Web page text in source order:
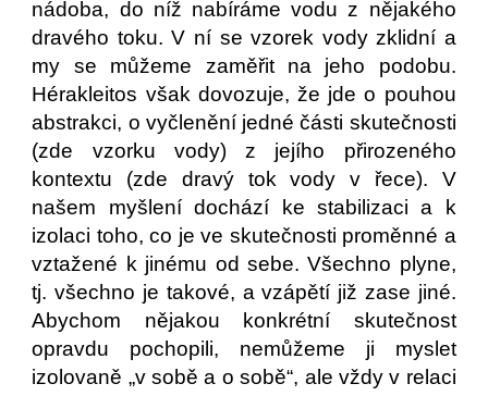
nádoba, do níž nabíráme vodu z nějakého
dravého toku. V ní se vzorek vody zklidní a
my se můžeme zaměřit na jeho podobu.
Hérakleitos však dovozuje, že jde o pouhou
abstrakci, o vyčlenění jedné části skutečnosti
(zde vzorku vody) z jejího přirozeného
kontextu (zde dravý tok vody v řece). V
našem myšlení dochází ke stabilizaci a k
izolaci toho, co je ve skutečnosti proměnné a
vztažené k jinému od sebe. Všechno plyne,
tj. všechno je takové, a vzápětí již zase jiné.
Abychom nějakou konkrétní skutečnost
opravdu pochopili, nemůžeme ji myslet
izolovaně „v sobě a o sobě“, ale vždy v relaci